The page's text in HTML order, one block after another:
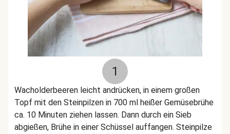
1
Wacholderbeeren leicht andrücken, in einem großen
Topf mit den Steinpilzen in 700 ml heißer Gemüsebrühe
ca. 10 Minuten ziehen lassen. Dann durch ein Sieb
abgießen, Brühe in einer Schüssel auffangen. Steinpilze